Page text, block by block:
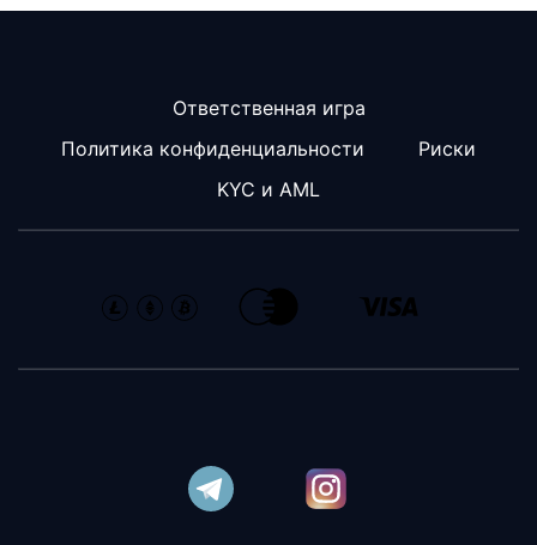
Ответственная игра
Политика конфиденциальности
Риски
KYC и AML